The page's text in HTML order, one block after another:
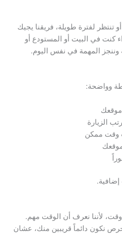
لفترة طويلة، فريقنا يجيك
كنت في البيت أو المستودع أو
المهمة في نفس اليوم.
وواضحة:
موقعك
الزيارة
وقت ممكن
لأننا نعرف أن الوقت مهم.
نكون دائماً قريبين منك، عشان